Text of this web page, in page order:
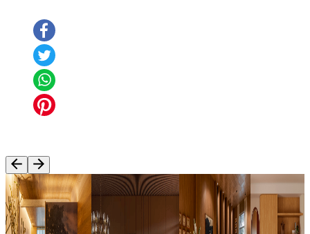
Arq & Decor
Decoração No
Estilo
Arq & Decor
Estilo
Contemporâneo E
Arq & Decor
Dicas De
Paisagismo:
Arq & Decor
Sala e
Cozinha